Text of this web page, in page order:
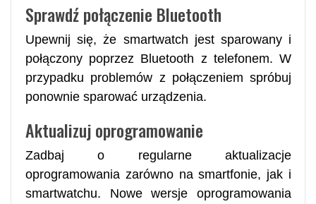
Sprawdź połączenie Bluetooth
Upewnij się, że smartwatch jest sparowany i
połączony poprzez Bluetooth z telefonem. W
przypadku problemów z połączeniem spróbuj
ponownie sparować urządzenia.
Aktualizuj oprogramowanie
Zadbaj o regularne aktualizacje
oprogramowania zarówno na smartfonie, jak i
smartwatchu. Nowe wersje oprogramowania